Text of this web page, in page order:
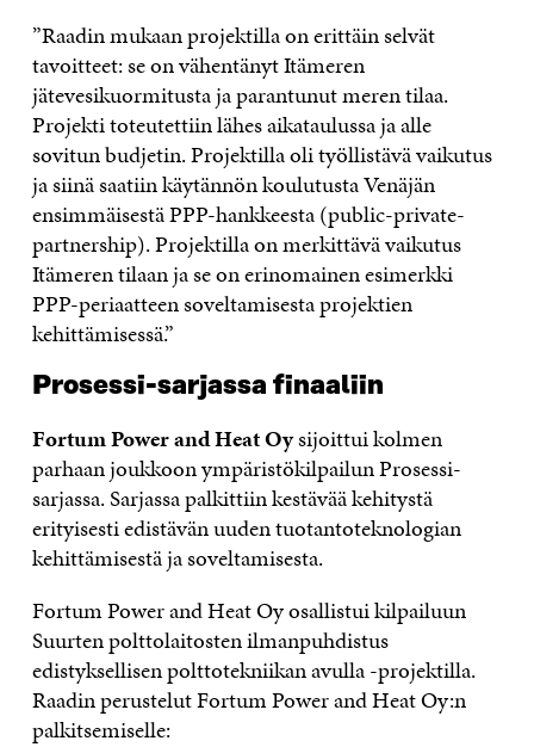
”Raadin mukaan projektilla on erittäin selvät
tavoitteet: se on vähentänyt Itämeren
jätevesikuormitusta ja parantunut meren tilaa.
Projekti toteutettiin lähes aikataulussa ja alle
sovitun budjetin. Projektilla oli työllistävä vaikutus
ja siinä saatiin käytännön koulutusta Venäjän
ensimmäisestä PPP-hankkeesta (public-private-
partnership). Projektilla on merkittävä vaikutus
Itämeren tilaan ja se on erinomainen esimerkki
PPP-periaatteen soveltamisesta projektien
kehittämisessä.”
Prosessi-sarjassa finaaliin
Fortum Power and Heat Oysijoittui kolmen
parhaan joukkoon ympäristökilpailun Prosessi-
sarjassa. Sarjassa palkittiin kestävää kehitystä
erityisesti edistävän uuden tuotantoteknologian
kehittämisestä ja soveltamisesta.
Fortum Power and Heat Oy osallistui kilpailuun
Suurten polttolaitosten ilmanpuhdistus
edistyksellisen polttotekniikan avulla -projektilla.
Raadin perustelut Fortum Power and Heat Oy:n
palkitsemiselle: